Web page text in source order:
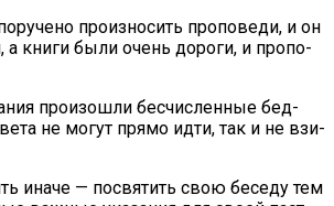
про­из­но­сить про­по­ве­ди, и он
кни­ги бы­ли очень до­ро­ги, и про­по­
про­изо­шли бес­чис­лен­ные бед­
не мо­гут пря­мо ид­ти, так и не взи­
ина­че — по­свя­тить свою бе­се­ду тем